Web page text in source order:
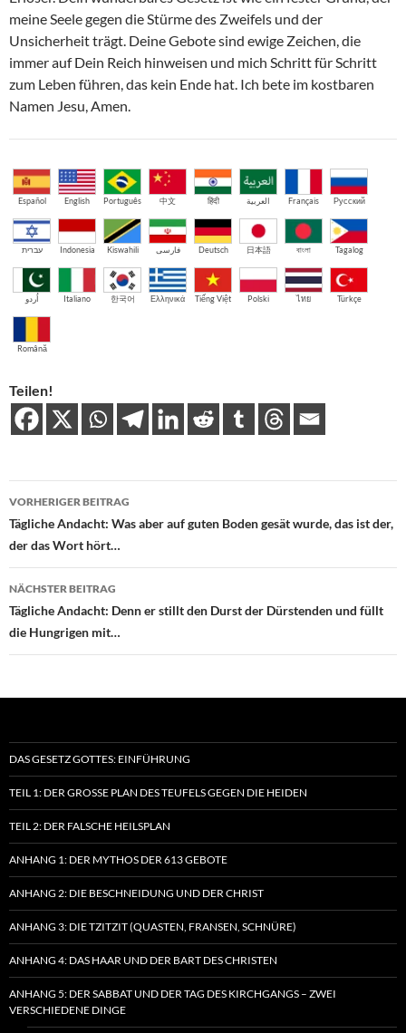
meine Seele gegen die Stürme des Zweifels und der
Unsicherheit trägt. Deine Gebote sind ewige Zeichen, die
immer auf Dein Reich hinweisen und mich Schritt für Schritt
zum Leben führen, das kein Ende hat. Ich bete im kostbaren
Namen Jesu, Amen.
Español English Português 中文 हिंदी العربية Français Русский
עברית Indonesia Kiswahili فارسی Deutsch 日本語 বাংলা Tagalog
اُردو Italiano 한국어 Ελληνικά Tiếng Việt Polski ไทย Türkçe
Română
Teilen!
Beitragsnavigation
VORHERIGER BEITRAG
Tägliche Andacht: Was aber auf guten Boden gesät wurde, das ist der,
der das Wort hört…
NÄCHSTER BEITRAG
Tägliche Andacht: Denn er stillt den Durst der Dürstenden und füllt
die Hungrigen mit…
DAS GESETZ GOTTES: EINFÜHRUNG
TEIL 1: DER GROSSE PLAN DES TEUFELS GEGEN DIE HEIDEN
TEIL 2: DER FALSCHE HEILSPLAN
ANHANG 1: DER MYTHOS DER 613 GEBOTE
ANHANG 2: DIE BESCHNEIDUNG UND DER CHRIST
ANHANG 3: DIE TZITZIT (QUASTEN, FRANSEN, SCHNÜRE)
ANHANG 4: DAS HAAR UND DER BART DES CHRISTEN
ANHANG 5: DER SABBAT UND DER TAG DES KIRCHGANGS – ZWEI
VERSCHIEDENE DINGE